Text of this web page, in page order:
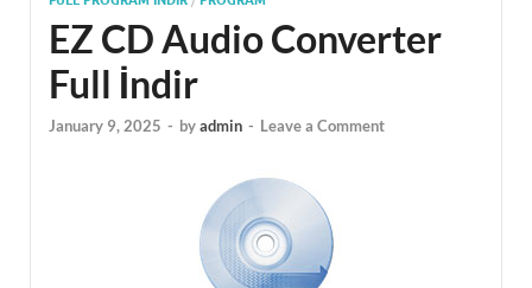
EZ CD Audio Converter
Full İndir
January 9, 2025 - byadmin - Leave a Comment